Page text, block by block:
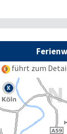
führt zum